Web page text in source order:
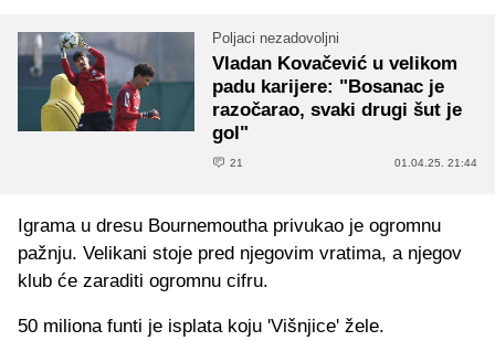
Poljaci nezadovoljni
Vladan Kovačević u velikom
padu karijere: "Bosanac je
razočarao, svaki drugi šut je
gol"
21 01.04.25. 21:44
Igrama u dresu Bournemoutha privukao je ogromnu
pažnju. Velikani stoje pred njegovim vratima, a njegov
klub će zaraditi ogromnu cifru.
50 miliona funti je isplata koju 'Višnjice' žele.